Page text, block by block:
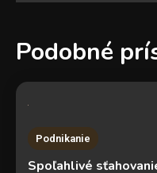
článku
Podobné
Podnikanie
Spoľahlivé